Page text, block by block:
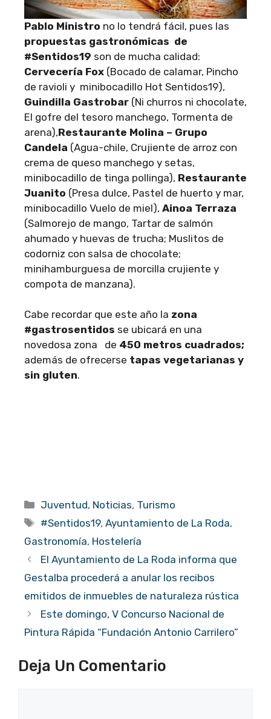
Pablo Ministro no lo tendrá fácil, pues las
propuestas gastronómicas de
#Sentidos19 son de mucha calidad:
Cervecería Fox (Bocado de calamar, Pincho
de ravioli y minibocadillo Hot Sentidos19),
Guindilla Gastrobar (Ni churros ni chocolate,
El gofre del tesoro manchego, Tormenta de
arena),Restaurante Molina – Grupo
Candela (Agua-chile, Crujiente de arroz con
crema de queso manchego y setas,
minibocadillo de tinga pollinga), Restaurante
Juanito (Presa dulce, Pastel de huerto y mar,
minibocadillo Vuelo de miel), Ainoa Terraza
(Salmorejo de mango, Tartar de salmón
ahumado y huevas de trucha; Muslitos de
codorniz con salsa de chocolate;
minihamburguesa de morcilla crujiente y
compota de manzana).
Cabe recordar que este año la zona
#gastrosentidos se ubicará en una
novedosa zona de 450 metros cuadrados;
además de ofrecerse tapas vegetarianas y
sin gluten.
Categorías
Juventud, Noticias, Turismo
Etiquetas
#Sentidos19,Ayuntamiento de La Roda,
Gastronomía, Hostelería
El Ayuntamiento de La Roda informa que
Gestalba procederá a anular los recibos
emitidos de inmuebles de naturaleza rústica
Este domingo, V Concurso Nacional de
Pintura Rápida “Fundación Antonio Carrilero”
Deja Un Comentario